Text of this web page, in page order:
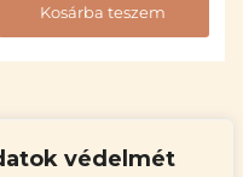
védelmét
Kosárba teszem